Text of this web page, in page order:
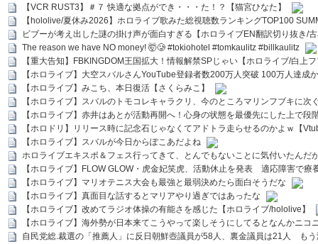
【VCR RUST3】＃７ 快適な拠点ができ・・・た！？【猫宮ひなた】
【hololive/夏休み2026】ホロライブ歌みた総視聴数ランキングTOP100
ビブーが考え出した謎の掛け声が面白すぎる【ホロライブEN翻訳切り抜き/
The reason we have NO money! 🤯🥲 #tokiohotel #tomkaulitz #billkaulitz
【重大告知】FBKINGDOM王国拡大！情報解禁SPじゃい【ホロライブ/白上
【ホロライブ】大空スバルさんYouTube登録者数200万人突破 100万人達成
【ホロライブ】みこち、本日復活【さくらみこ】
【ホロライブ】スバルのトモコレキャラクリ、今のところマリンフブキに
【ホロライブ】赤井はあとが活動再開へ！心身の状態を最優先にした上で段
【ホロドリ】リリース時に記念石じゃなくてアドトラ走らせるのかよｗ【
【ホロライブ】スバルが今日からぽこあだよね
ホロライブエキスポ＆フェス行ってきて、とんでもないことに気付いたんだ
【ホロライブ】FLOW GLOW・虎金妃笑虎、活動休止を発表 適応障害で療
【ホロライブ】マリオテニス大会も最強と最弱決めたら面白そうだな
【ホロライブ】真面目な話するとマリアやり過ぎではあったな
【ホロライブ】改めてラジオ体操の有能さを感じた【ホロライブ/hololive】
【ホロライブ】海外勢が日本来てこうやって楽しそうにしてるとなんかニコ
自民党総.裁選の「推薦人」に反日朝鮮壺議員が58人、裏金議員は21人 も